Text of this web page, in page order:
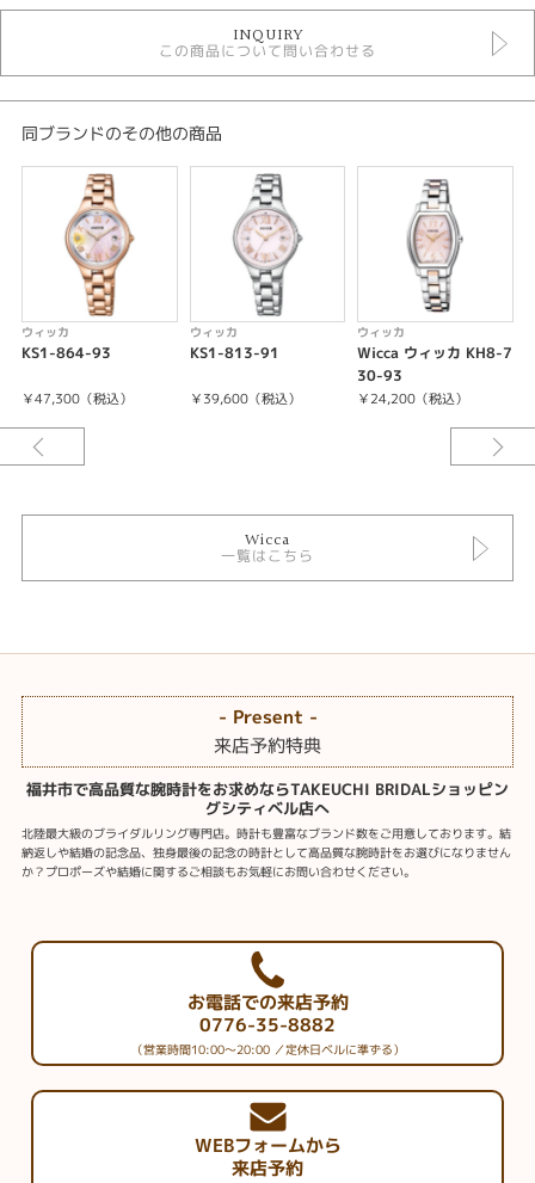
時計
金属ベルト
ソーラー
ウィッカ
5気圧防水以下
レディース 腕時計
腕時計
紹介文
かわいらしい伸びやかなインデックスながらも、視認性は抜群。
デイデイト機能もついており、オンオフ問わずに使いやすいデザインです。
INQUIRY
この商品について問い合わせる
同ブランドのその他の商品
ウィッカ
KS1-864-93
￥47,300（税込）
ウィッカ
KS1-813-91
￥39,600（税込）
ウィッカ
Wicca ウィッカ KH8-7
30-93
￥24,200（税込）
Wicca
一覧はこちら
- Present -
来店予約特典
福井市で高品質な腕時計をお求めならTAKEUCHI BRIDALショッピン
グシティベル店へ
北陸最大級のブライダルリング専門店。時計も豊富なブランド数をご用意しております。結
納返しや結婚の記念品、独身最後の記念の時計として高品質な腕時計をお選びになりません
か？プロポーズや結婚に関するご相談もお気軽にお問い合わせください。
お電話での来店予約
0776-35-8882
（営業時間10:00～20:00 ／定休日ベルに準ずる）
WEBフォームから
来店予約